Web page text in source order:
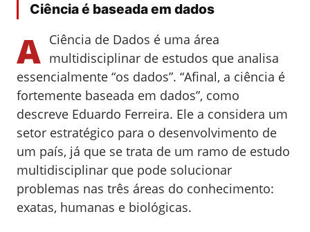
Ciência é baseada em dados
A Ciência de Dados é uma área
multidisciplinar de estudos que analisa
essencialmente “os dados”. “Afinal, a ciência é
fortemente baseada em dados”, como
descreve Eduardo Ferreira. Ele a considera um
setor estratégico para o desenvolvimento de
um país, já que se trata de um ramo de estudo
multidisciplinar que pode solucionar
problemas nas três áreas do conhecimento:
exatas, humanas e biológicas.